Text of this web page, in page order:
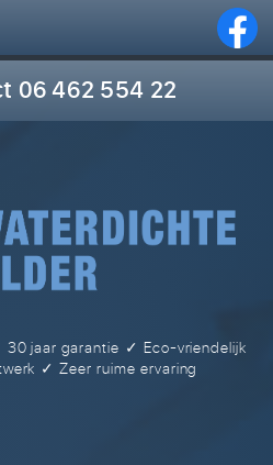
06 462 554 22
✓ 30 jaar garantie
✓ Eco-vriendelijk
✓ Zeer ruime ervaring